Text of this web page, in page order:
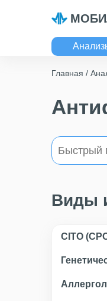
Главная
Виды
CITO